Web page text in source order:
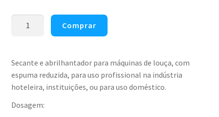
Secante
para
máquina
de
Comprar
Secante e abrilhantador para máquinas de louça, com
espuma reduzida, para uso profissional na indústria
hoteleira, instituições, ou para uso doméstico.
Dosagem: